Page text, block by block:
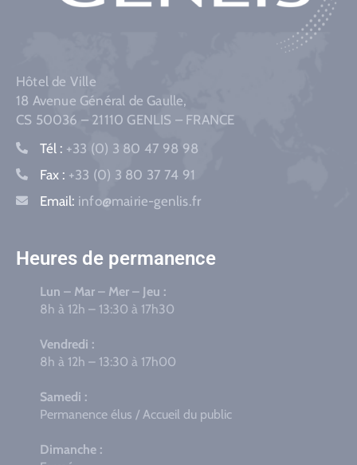
Hôtel de Ville
18 Avenue Général de Gaulle,
CS 50036 – 21110 GENLIS – FRANCE
Tél : +33 (0) 3 80 47 98 98
Fax : +33 (0) 3 80 37 74 91
Email: info@mairie-genlis.fr
Heures de permanence
Lun – Mar – Mer – Jeu :
8h à 12h – 13:30 à 17h30
Vendredi :
8h à 12h – 13:30 à 17h00
Samedi :
Permanence élus / Accueil du public
Dimanche :